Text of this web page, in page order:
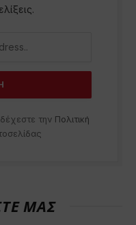
την Πολιτική
ΜΑΣ